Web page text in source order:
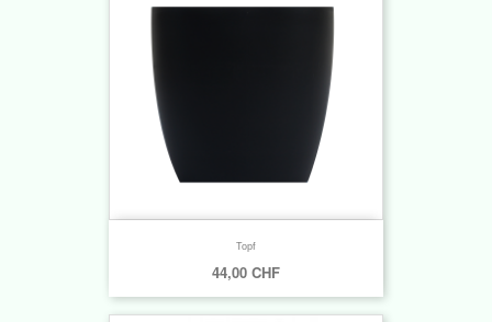
Topf
44,00 CHF